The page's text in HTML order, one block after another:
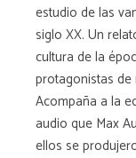
estudio de las
siglo XX. Un
cultura de la
protagonistas
Acompaña a la
audio que Max
ellos se